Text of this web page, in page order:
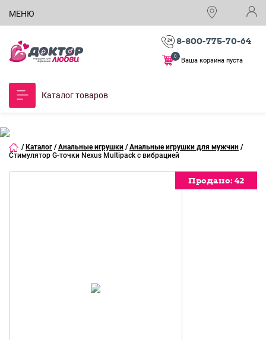
МЕНЮ
8-800-775-70-64
Ваша корзина пуста
0
Каталог товаров
/ Каталог / Анальные игрушки / Анальные игрушки для мужчин /
Стимулятор G-точки Nexus Multipack с вибрацией
Продано: 42